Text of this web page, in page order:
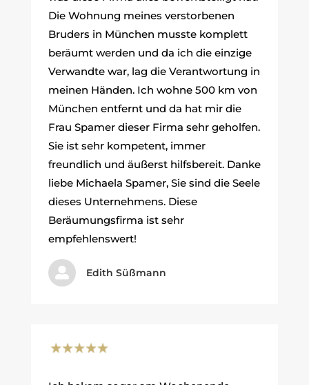
Die Wohnung meines verstorbenen
Bruders in München musste komplett
beräumt werden und da ich die einzige
Verwandte war, lag die Verantwortung in
meinen Händen. Ich wohne 500 km von
München entfernt und da hat mir die
Frau Spamer dieser Firma sehr geholfen.
Sie ist sehr kompetent, immer
freundlich und äußerst hilfsbereit. Danke
liebe Michaela Spamer, Sie sind die Seele
dieses Unternehmens. Diese
Beräumungsfirma ist sehr
empfehlenswert!
 Edith Süßmann